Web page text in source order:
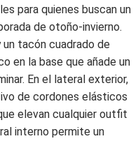
para quienes buscan un
de otoño-invierno.
tacón cuadrado de
en la base que añade un
En el lateral exterior,
de cordones elásticos
elevan cualquier outfit
interno permite un